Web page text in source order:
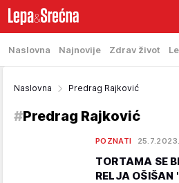
Naslovna Najnovije Zdrav život
Naslovna Predrag Rajković
#Predrag Rajković
POZNATI 25.7.2023.
TORTAMA SE
RELJA